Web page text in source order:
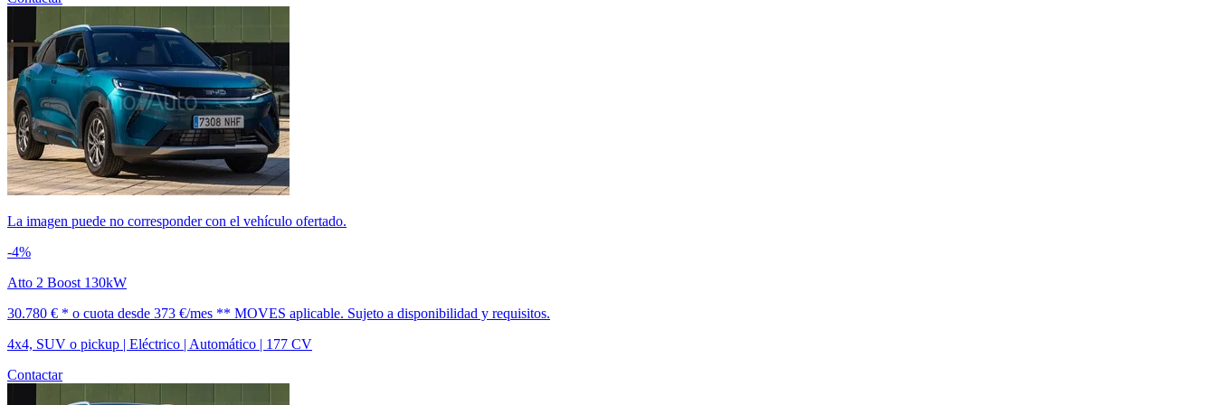
La imagen puede no corresponder con el vehículo ofertado.
-4%
Atto 2 Boost 130kW
30.780 € * o cuota desde 373 €/mes ** MOVES aplicable. Sujeto a disponibilidad y requisitos.
4x4, SUV o pickup | Eléctrico | Automático | 177 CV
Contactar